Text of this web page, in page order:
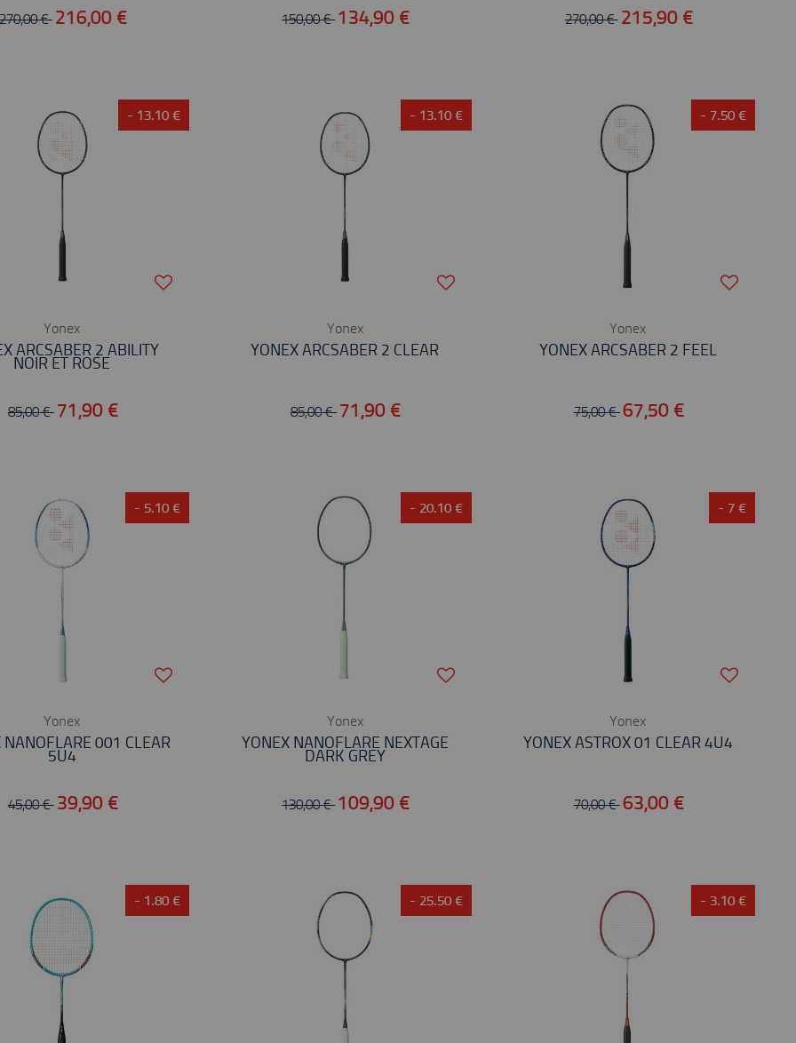
€ 216,00 € 150,00 €134,90 € 270,00 € 215,90 €
- 13.10 €
Yonex
ARCSABER 2 ABILITY
NOIR ET ROSE
85,00 € 71,90 €
- 13.10 €
Yonex
YONEX ARCSABER 2 CLEAR
85,00 €71,90 €
- 7.50 €
Yonex
YONEX ARCSABER 2 FEEL
75,00 €67,50 €
- 5.10 €
Yonex
NANOFLARE 001 CLEAR
5U4
45,00 € 39,90 €
- 20.10 €
Yonex
YONEX NANOFLARE NEXTAGE
DARK GREY
130,00 €109,90 €
- 7 €
Yonex
YONEX ASTROX 01 CLEAR 4U4
70,00 €63,00 €
- 1.80 € - 25.50 € - 3.10 €